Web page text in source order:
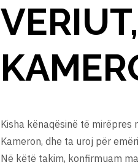
Kisha kënaqësinë të mirëpres
Kameron, dhe ta uroj për
Në këtë takim, konfirmuam